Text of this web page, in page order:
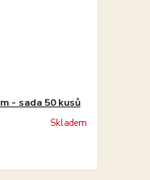
- sada 50 kusů
Skladem